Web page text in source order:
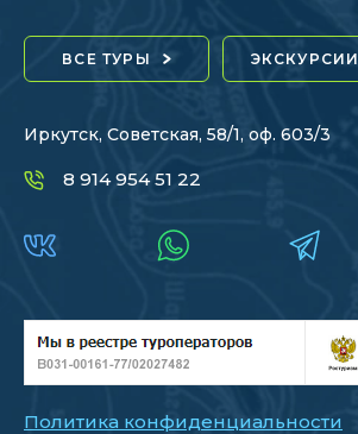
ВСЕ ТУРЫ ЭКСКУРСИИ
Иркутск, Советская, 58/1, оф. 603/3
8 914 954 51 22
Политика конфиденциальности